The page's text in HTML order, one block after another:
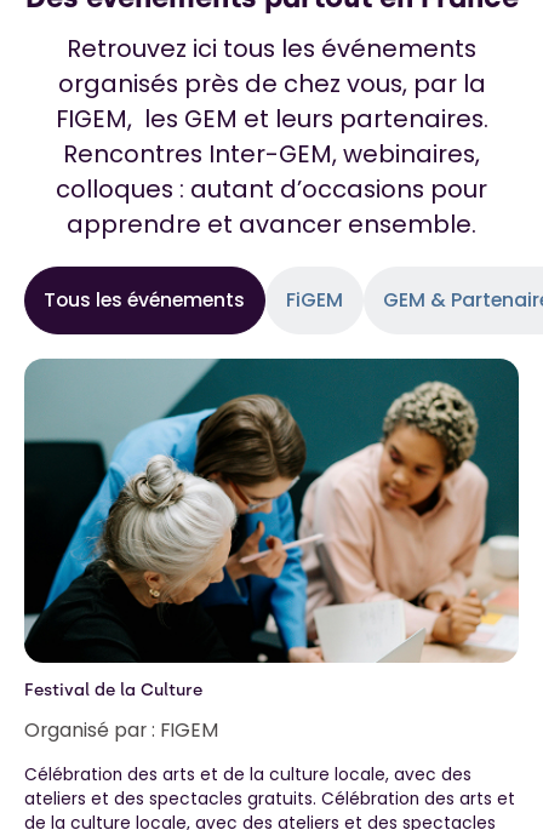
Retrouvez ici tous les événements
organisés près de chez vous, par la
FIGEM, les GEM et leurs partenaires.
Rencontres Inter-GEM, webinaires,
colloques : autant d’occasions pour
apprendre et avancer ensemble.
Tous les événements FiGEM GEM &
Festival de la Culture
Organisé par : FIGEM
Célébration des arts et de la culture locale, avec des
ateliers et des spectacles gratuits. Célébration des arts et
de la culture locale, avec des ateliers et des spectacles